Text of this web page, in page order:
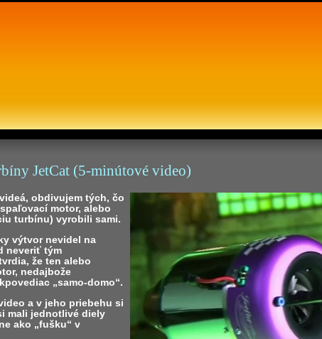
JetCat (5-minútové video)
obdivujem tých, čo
motor, alebo
turbínu) vyrobili sami.
výtvor nevidel na
neveriť tým
že ten alebo
nedajbože
„samo-domo“.
a v jeho priebehu si
mali jednotlivé diely
ako „fušku“ v